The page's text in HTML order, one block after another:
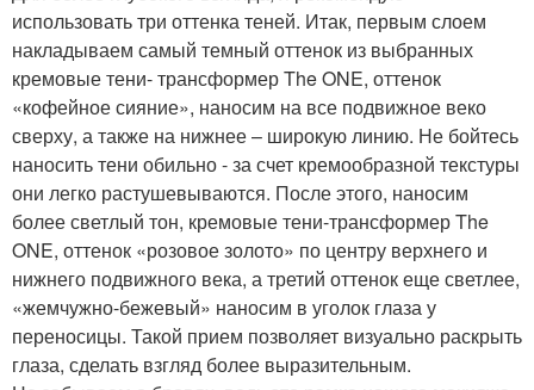
использовать три оттенка теней. Итак, первым слоем
накладываем самый темный оттенок из выбранных
кремовые тени- трансформер The ONE, оттенок
«кофейное сияние», наносим на все подвижное веко
сверху, а также на нижнее – широкую линию. Не бойтесь
наносить тени обильно - за счет кремообразной текстуры
они легко растушевываются. После этого, наносим
более светлый тон, кремовые тени-трансформер The
ONE, оттенок «розовое золото» по центру верхнего и
нижнего подвижного века, а третий оттенок еще светлее,
«жемчужно-бежевый» наносим в уголок глаза у
переносицы. Такой прием позволяет визуально раскрыть
глаза, сделать взгляд более выразительным.